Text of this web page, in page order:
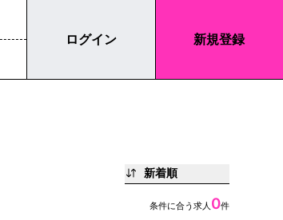
ログイン 新規登録
新着順
条件に合う求人 0件